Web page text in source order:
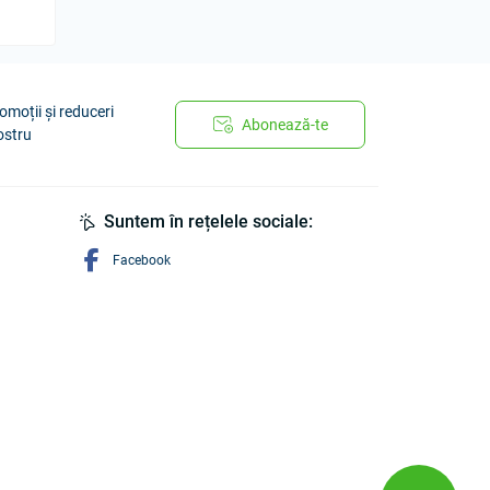
și reduceri
Abonează-te
Suntem în rețelele sociale:
Facebook